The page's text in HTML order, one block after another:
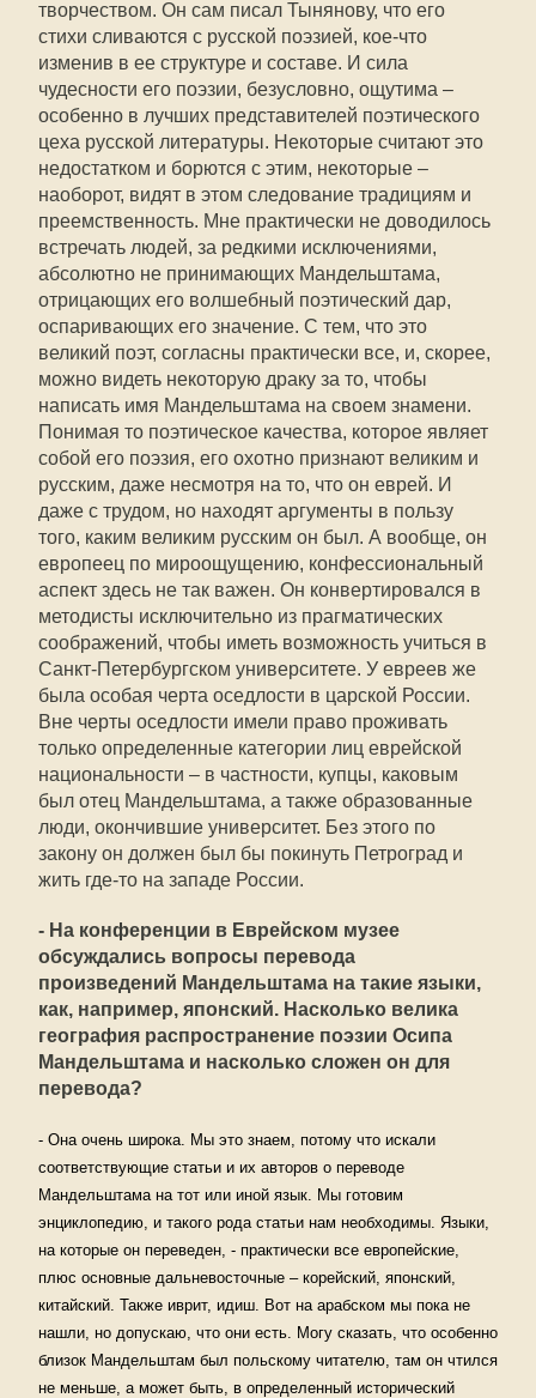
творчеством. Он сам писал Тынянову, что его
стихи сливаются с русской поэзией, кое-что
изменив в ее структуре и составе. И сила
чудесности его поэзии, безусловно, ощутима –
особенно в лучших представителей поэтического
цеха русской литературы. Некоторые считают это
недостатком и борются с этим, некоторые –
наоборот, видят в этом следование традициям и
преемственность. Мне практически не доводилось
встречать людей, за редкими исключениями,
абсолютно не принимающих Мандельштама,
отрицающих его волшебный поэтический дар,
оспаривающих его значение. С тем, что это
великий поэт, согласны практически все, и, скорее,
можно видеть некоторую драку за то, чтобы
написать имя Мандельштама на своем знамени.
Понимая то поэтическое качества, которое являет
собой его поэзия, его охотно признают великим и
русским, даже несмотря на то, что он еврей. И
даже с трудом, но находят аргументы в пользу
того, каким великим русским он был. А вообще, он
европеец по мироощущению, конфессиональный
аспект здесь не так важен. Он конвертировался в
методисты исключительно из прагматических
соображений, чтобы иметь возможность учиться в
Санкт-Петербургском университете. У евреев же
была особая черта оседлости в царской России.
Вне черты оседлости имели право проживать
только определенные категории лиц еврейской
национальности – в частности, купцы, каковым
был отец Мандельштама, а также образованные
люди, окончившие университет. Без этого по
закону он должен был бы покинуть Петроград и
жить где-то на западе России.
- На конференции в Еврейском музее
обсуждались вопросы перевода
произведений Мандельштама на такие языки,
как, например, японский. Насколько велика
география распространение поэзии Осипа
Мандельштама и насколько сложен он для
перевода?
- Она очень широка. Мы это знаем, потому что искали
соответствующие статьи и их авторов о переводе
Мандельштама на тот или иной язык. Мы готовим
энциклопедию, и такого рода статьи нам необходимы. Языки,
на которые он переведен, - практически все европейские,
плюс основные дальневосточные – корейский, японский,
китайский. Также иврит, идиш. Вот на арабском мы пока не
нашли, но допускаю, что они есть. Могу сказать, что особенно
близок Мандельштам был польскому читателю, там он чтился
не меньше, а может быть, в определенный исторический